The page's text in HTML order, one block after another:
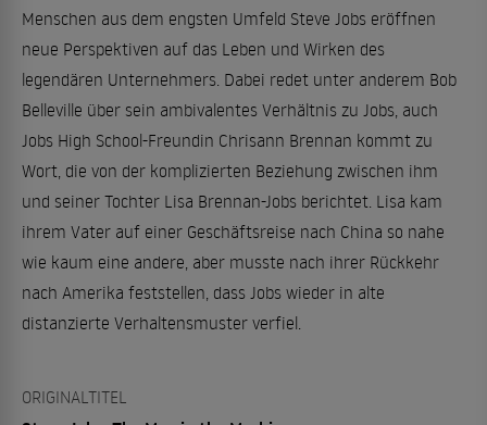
Menschen aus dem engsten Umfeld Steve Jobs eröffnen
neue Perspektiven auf das Leben und Wirken des
legendären Unternehmers. Dabei redet unter anderem Bob
Belleville über sein ambivalentes Verhältnis zu Jobs, auch
Jobs High School-Freundin Chrisann Brennan kommt zu
Wort, die von der komplizierten Beziehung zwischen ihm
und seiner Tochter Lisa Brennan-Jobs berichtet. Lisa kam
ihrem Vater auf einer Geschäftsreise nach China so nahe
wie kaum eine andere, aber musste nach ihrer Rückkehr
nach Amerika feststellen, dass Jobs wieder in alte
distanzierte Verhaltensmuster verfiel.
ORIGINALTITEL